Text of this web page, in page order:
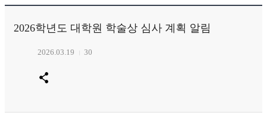
2026학년도 대학원 학술상 심사 계획 알림
2026.03.19 30